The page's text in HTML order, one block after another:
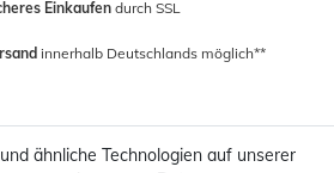
Einkaufen durch SSL
innerhalb Deutschlands möglich**
ähnliche Technologien auf unserer